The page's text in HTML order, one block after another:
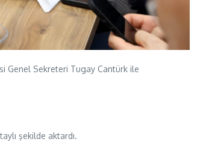
Genel Sekreteri Tugay Cantürk ile
şekilde aktardı.